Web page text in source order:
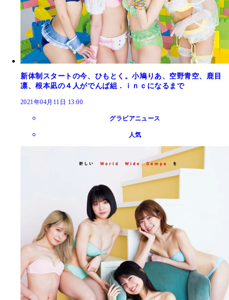
新体制スタートの今、ひもとく。小鳩りあ、空野青空、鹿目
凛、根本凪の４人がでんぱ組．ｉｎｃになるまで
2021年04月11日 13:00
グラビアニュース
人気